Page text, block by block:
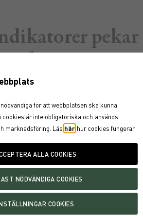
pekar
men
hur den
kommer eller
för att webbplatsen ska kunna
är inte obligatoriska och används
marknadsföring. Läs här hur cookies fungerar.